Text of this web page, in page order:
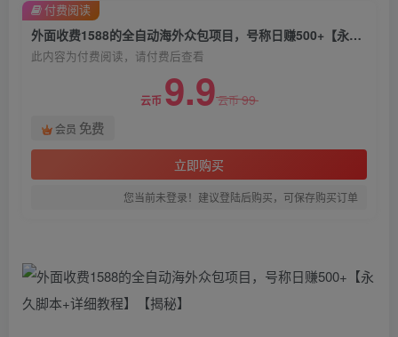
外面收费1588的全自动海外众包项目，号称日赚500+【永久脚本+详细教程】【揭秘】
此内容为付费阅读，请付费后查看
云币 9.9云币99
会员 免费
立即购买
您当前未登录！建议登陆后购买，可保存购买订单
付费阅读